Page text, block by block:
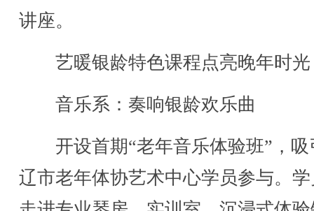
讲座。
艺暖银龄特色课程点亮晚年时光
音乐系：奏响银龄欢乐曲
开设首期“老年音乐体验班”，吸
辽市老年体协艺术中心学员参与。